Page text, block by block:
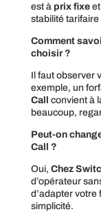
est à prix fixeet
stabilité
Comment
choisir ?
Il faut observer
exemple, un
Call convient à
beaucoup,
Peut-on
Call ?
Oui, Chez
d’opérateur
d’adapter votre
simplicité.